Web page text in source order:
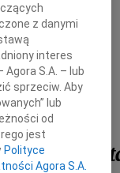
hab.
z danymi
interes
Agora S.A. – lub
sprzeciw. Aby
lub
od
jest
Polityce
Agora S.A.